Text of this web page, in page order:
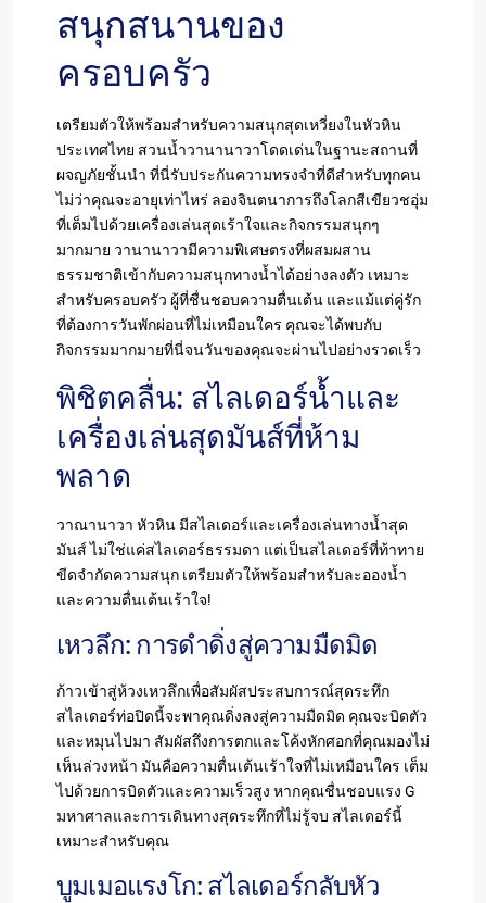
สนุกสนานของ
ครอบครัว
เตรียมตัวให้พร้อมสำหรับความสนุกสุดเหวี่ยงในหัวหิน
ประเทศไทย สวนน้ำวานานาวาโดดเด่นในฐานะสถานที่
ผจญภัยชั้นนำ ที่นี่รับประกันความทรงจำที่ดีสำหรับทุกคน
ไม่ว่าคุณจะอายุเท่าไหร่ ลองจินตนาการถึงโลกสีเขียวชอุ่ม
ที่เต็มไปด้วยเครื่องเล่นสุดเร้าใจและกิจกรรมสนุกๆ
มากมาย วานานาวามีความพิเศษตรงที่ผสมผสาน
ธรรมชาติเข้ากับความสนุกทางน้ำได้อย่างลงตัว เหมาะ
สำหรับครอบครัว ผู้ที่ชื่นชอบความตื่นเต้น และแม้แต่คู่รัก
ที่ต้องการวันพักผ่อนที่ไม่เหมือนใคร คุณจะได้พบกับ
กิจกรรมมากมายที่นี่จนวันของคุณจะผ่านไปอย่างรวดเร็ว
พิชิตคลื่น: สไลเดอร์น้ำและ
เครื่องเล่นสุดมันส์ที่ห้าม
พลาด
วาณานาวา หัวหิน มีสไลเดอร์และเครื่องเล่นทางน้ำสุด
มันส์ ไม่ใช่แค่สไลเดอร์ธรรมดา แต่เป็นสไลเดอร์ที่ท้าทาย
ขีดจำกัดความสนุก เตรียมตัวให้พร้อมสำหรับละอองน้ำ
และความตื่นเต้นเร้าใจ!
เหวลึก: การดำดิ่งสู่ความมืดมิด
ก้าวเข้าสู่ห้วงเหวลึกเพื่อสัมผัสประสบการณ์สุดระทึก
สไลเดอร์ท่อปิดนี้จะพาคุณดิ่งลงสู่ความมืดมิด คุณจะบิดตัว
และหมุนไปมา สัมผัสถึงการตกและโค้งหักศอกที่คุณมองไม่
เห็นล่วงหน้า มันคือความตื่นเต้นเร้าใจที่ไม่เหมือนใคร เต็ม
ไปด้วยการบิดตัวและความเร็วสูง หากคุณชื่นชอบแรง G
มหาศาลและการเดินทางสุดระทึกที่ไม่รู้จบ สไลเดอร์นี้
เหมาะสำหรับคุณ
บูมเมอแรงโก: สไลเดอร์กลับหัว